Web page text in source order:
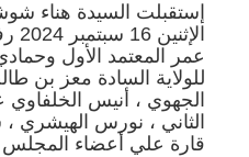
إستقبلت السيدة هناء
عمر المعتمد الأول
للولاية السادة معز بن
الجهوي ، أنيس
الثاني ، نورس الهيشري
قارة علي أعضاء